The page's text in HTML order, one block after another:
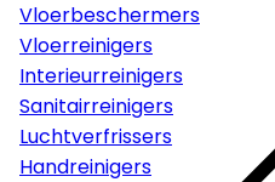
Vloerbeschermers
Vloerreinigers
Interieurreinigers
Sanitairreinigers
Luchtverfrissers
Handreinigers